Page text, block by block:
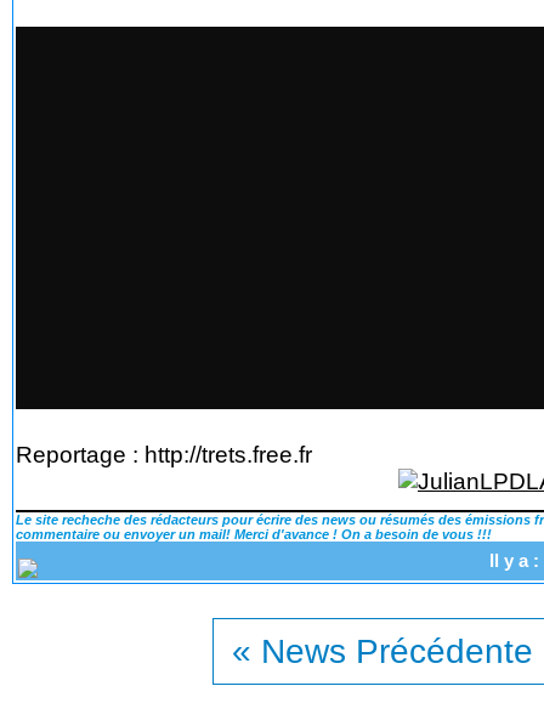
Reportage : http://trets.free.fr
Le site recheche des rédacteurs pour écrire des news ou résumés des
commentaire ou envoyer un mail! Merci d'avance ! On a besoin de vous !!!
Il y a
« News Précédente